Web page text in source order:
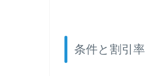
条件と割引率